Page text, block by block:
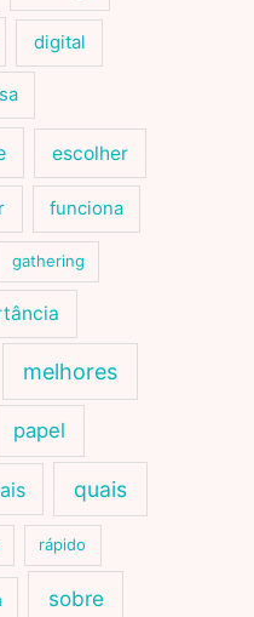
digital
escolher
funciona
gathering
melhores
papel
quais
rápido
sobre